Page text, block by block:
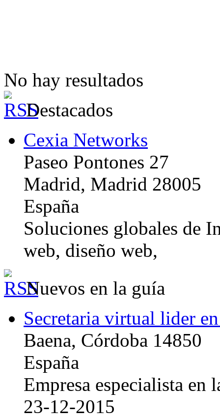
No hay resultados
Destacados
Cexia Networks
Paseo Pontones 27
Madrid, Madrid 28005
España
Soluciones globales de
web, diseño web,
Nuevos en la guía
Secretaria virtual lider
Baena, Córdoba 14850
España
Empresa especialista en
23-12-2015